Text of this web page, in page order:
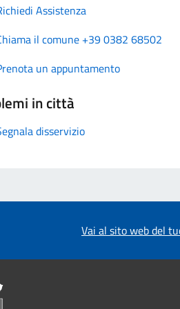
Assistenza
il comune +39 0382 68502
un appuntamento
in città
disservizio
Vai al sito web del